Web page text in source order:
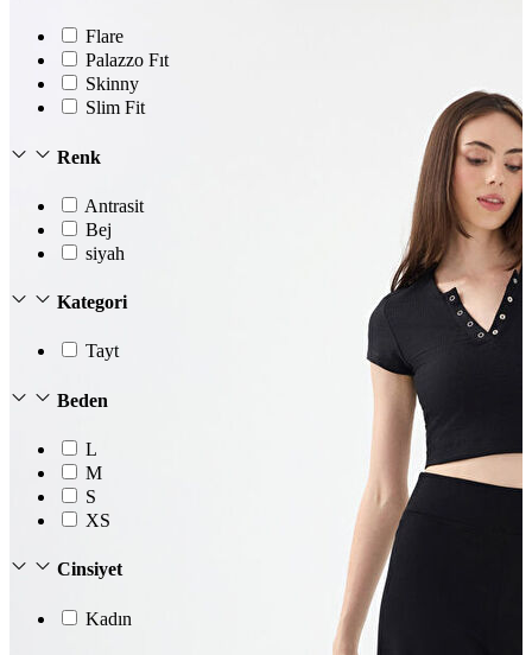
Kazak
Yelek
Eşofman Altı
Bikini/Mayo
Tulum
Mont
Ceket
Flare
Palazzo Fıt
Skinny
Slim Fit
Renk
Antrasit
Bej
siyah
Kategori
Tayt
Beden
L
M
S
XS
Cinsiyet
Kadın